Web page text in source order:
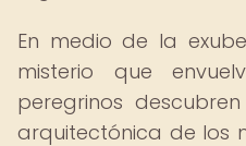
En medio de la
misterio que
peregrinos
arquitectónica de los